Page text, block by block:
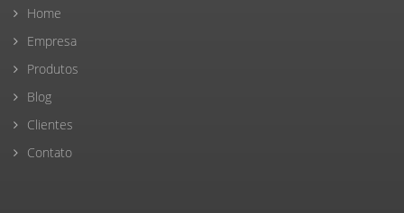
Home
Empresa
Produtos
Blog
Clientes
Contato